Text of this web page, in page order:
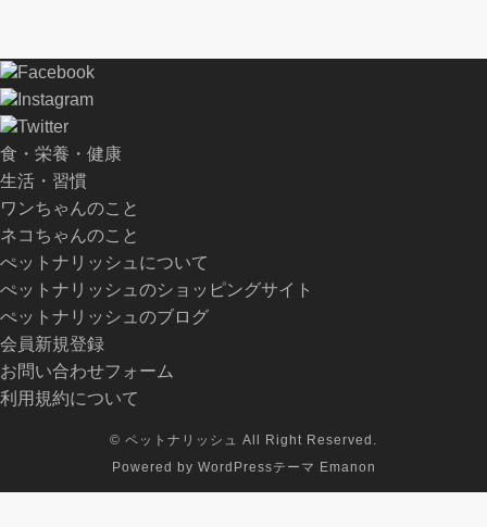
Facebook
Instagram
Twitter
食・栄養・健康
生活・習慣
ワンちゃんのこと
ネコちゃんのこと
ぺットナリッシュについて
ぺットナリッシュのショッピングサイト
ぺットナリッシュのブログ
会員新規登録
お問い合わせフォーム
利用規約について
© ペットナリッシュ All Right Reserved.
Powered by WordPressテーマ Emanon